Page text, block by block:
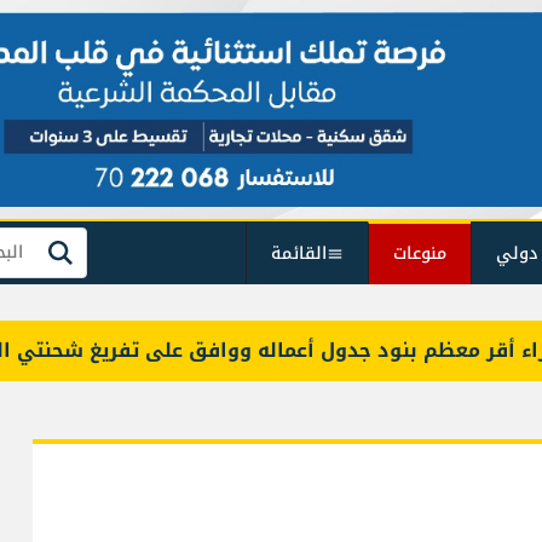
منوعات القائمة بحث
بنود جدول أعماله ووافق على تفريغ شحنتي البنزين